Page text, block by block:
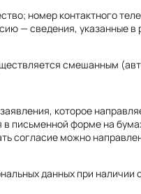
номер контактного
— сведения, указанные
смешанным
которое
письменной форме на
согласие можно
данных при